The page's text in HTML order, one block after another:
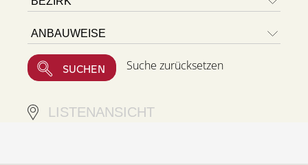
Suche zurücksetzen